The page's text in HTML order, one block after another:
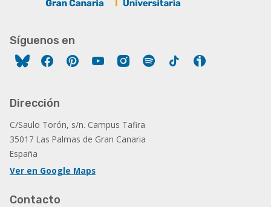
Síguenos en
FacebookPinterestYouTubeInstagram
Spotify Tiktok
Dirección
C/Saulo Torón, s/n. Campus Tafira
35017 Las Palmas de Gran Canaria
España
Ver en Google Maps
Contacto